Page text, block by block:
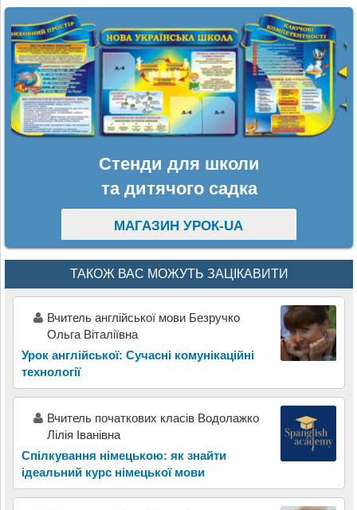
Стенди для школи
та дитячого садка
МАГАЗИН УРОК-UA
ТАКОЖ ВАС МОЖУТЬ ЗАЦІКАВИТИ
Вчитель англійської мови Безручко
Ольга Віталіївна
Урок англійської: Сучасні комунікаційні
технології
Вчитель початкових класів Водолажко
Лілія Іванівна
Спілкування німецькою: як знайти
ідеальний курс німецької мови